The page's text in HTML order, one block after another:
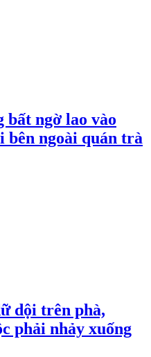
ngờ lao vào
bên ngoài quán trà
dội trên phà,
phải nhảy xuống